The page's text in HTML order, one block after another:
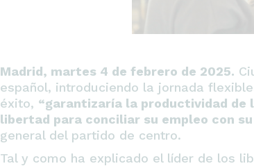
Madrid, martes 4 de febrero de 2025.
español, introduciendo la jornada
éxito, “garantizaría la productividad de
libertad para conciliar su empleo con
general del partido de centro.
Tal y como ha explicado el líder de los